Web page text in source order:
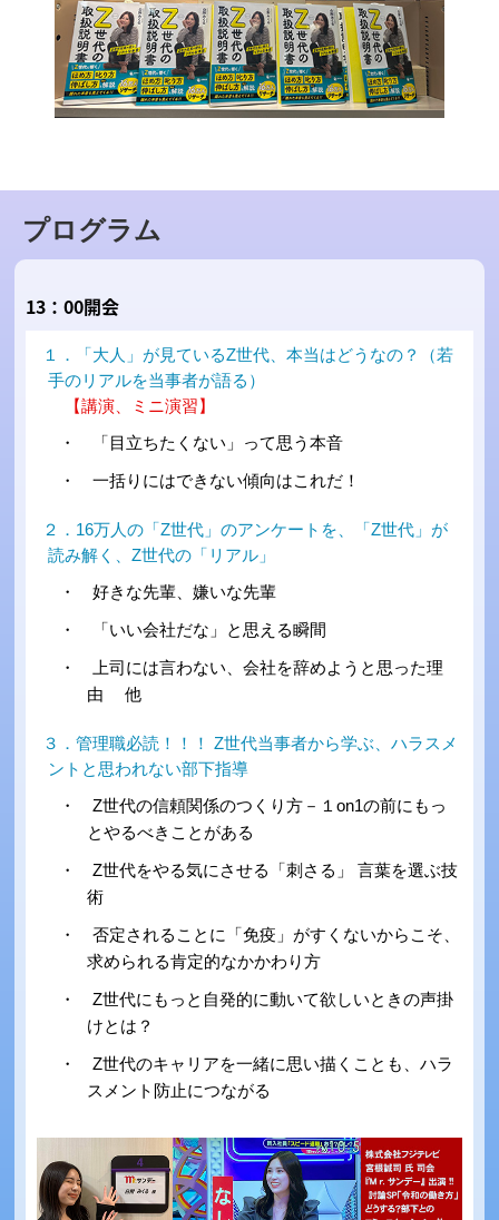
プログラム
13：00開会
１．「大人」が見ているZ世代、本当はどうなの？（若
手のリアルを当事者が語る）
【講演、ミニ演習】
・ 「目立ちたくない」って思う本音
・ 一括りにはできない傾向はこれだ！
２．16万人の「Z世代」のアンケートを、「Z世代」が
読み解く、Z世代の「リアル」
・ 好きな先輩、嫌いな先輩
・ 「いい会社だな」と思える瞬間
・ 上司には言わない、会社を辞めようと思った理
由 他
３．管理職必読！！！ Z世代当事者から学ぶ、ハラスメ
ントと思われない部下指導
・ Z世代の信頼関係のつくり方－１on1の前にもっ
とやるべきことがある
・ Z世代をやる気にさせる「刺さる」 言葉を選ぶ技
術
・ 否定されることに「免疫」がすくないからこそ、
求められる肯定的なかかわり方
・ Z世代にもっと自発的に動いて欲しいときの声掛
けとは？
・ Z世代のキャリアを一緒に思い描くことも、ハラ
スメント防止につながる